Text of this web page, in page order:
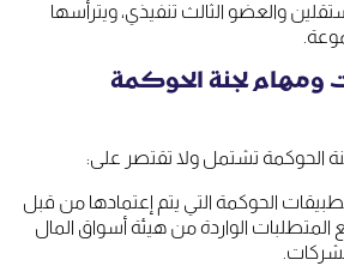
والعضو الثالث تنفيذي، ويترأسها
ومهام لجنة الحوكمة
الحوكمة تشتمل ولا تقتصر على:
الحوكمة التي يتم إعتمادها من قبل
الواردة من هيئة أسواق المال